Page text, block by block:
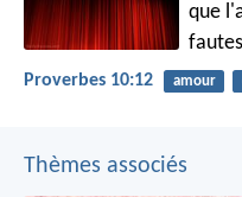
que
Proverbes 10:12 amour
Thèmes associés